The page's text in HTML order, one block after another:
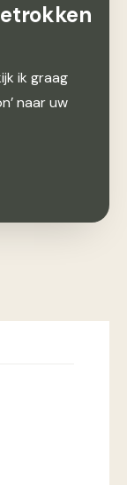
ik graag
naar uw